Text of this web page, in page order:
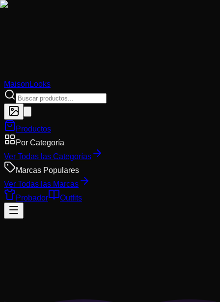
MaisonLooks
Productos
Por Categoría
Ver Todas las Categorías
Marcas Populares
Ver Todas las Marcas
Probador
Outfits